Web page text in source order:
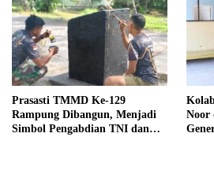
Prasasti TMMD Ke-129
Rampung Dibangun, Menjadi
Simbol Pengabdian TNI dan
Noor